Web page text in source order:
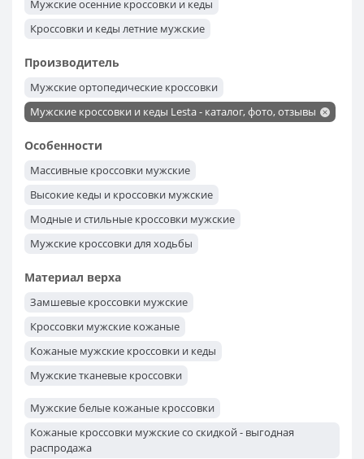
Мужские осенние кроссовки и кеды
Кроссовки и кеды летние мужские
Производитель
Мужские ортопедические кроссовки
Мужские кроссовки и кеды Lesta - каталог, фото, отзывы
Особенности
Массивные кроссовки мужские
Высокие кеды и кроссовки мужские
Модные и стильные кроссовки мужские
Мужские кроссовки для ходьбы
Материал верха
Замшевые кроссовки мужские
Кроссовки мужские кожаные
Кожаные мужские кроссовки и кеды
Мужские тканевые кроссовки
Мужские белые кожаные кроссовки
Кожаные кроссовки мужские со скидкой - выгодная
распродажа